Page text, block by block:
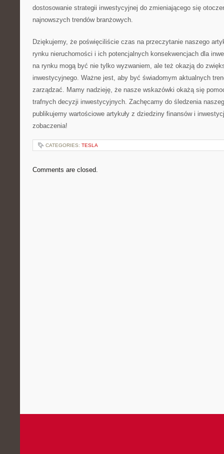
dostosowanie strategii inwestycyjnej do ‍zmieniającego‍ się
najnowszych trendów branżowych.
Dziękujemy, że poświęciliście ‍czas‌ na przeczytanie naszego
rynku nieruchomości i ich potencjalnych konsekwencjach dla⁣
na rynku mogą być nie tylko ⁢wyzwaniem, ale⁤ też okazją do
inwestycyjnego.‌ Ważne jest, aby być ⁢świadomym aktualnych
zarządzać. Mamy⁣ nadzieję, że nasze wskazówki okażą się
trafnych decyzji inwestycyjnych. Zachęcamy do‍ śledzenia
publikujemy wartościowe artykuły z dziedziny finansów i
zobaczenia!
CATEGORIES: TESLA
Comments are closed.